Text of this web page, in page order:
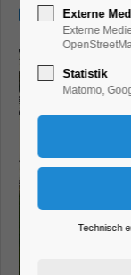
07.06.2026,
Externe
Externe
Statistik
Matomo,
Technisch